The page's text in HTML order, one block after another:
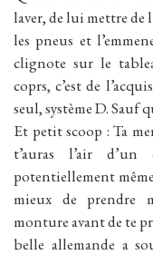
laver, de lui mettre de
les pneus et
clignote sur le
coprs, c’est de
seul, système D. Sauf
Et petit scoop : Ta
t’auras l’air
potentiellement
mieux de prendre
monture avant de te
belle allemande a